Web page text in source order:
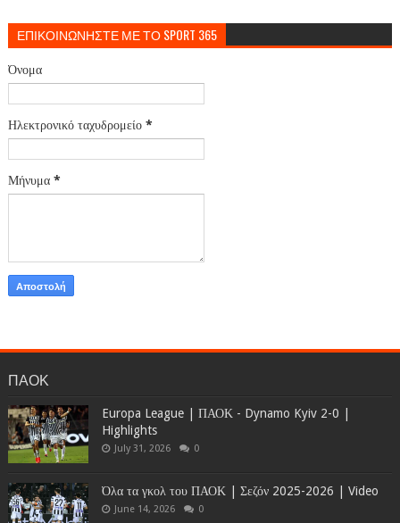
ΕΠΙΚΟΙΝΩΝΗΣΤΕ ΜΕ ΤΟ SPORT 365
Όνομα
Ηλεκτρονικό ταχυδρομείο *
Μήνυμα *
ΠΑΟΚ
Europa League | ΠΑΟΚ - Dynamo Kyiv 2-0 |
Highlights
July 31, 2026 0
Όλα τα γκολ του ΠΑΟΚ | Σεζόν 2025-2026 | Video
June 14, 2026 0